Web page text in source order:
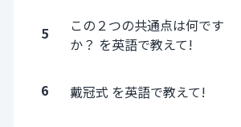
5
この２つの共通点は何です
か？ を英語で教えて!
6 戴冠式 を英語で教えて!